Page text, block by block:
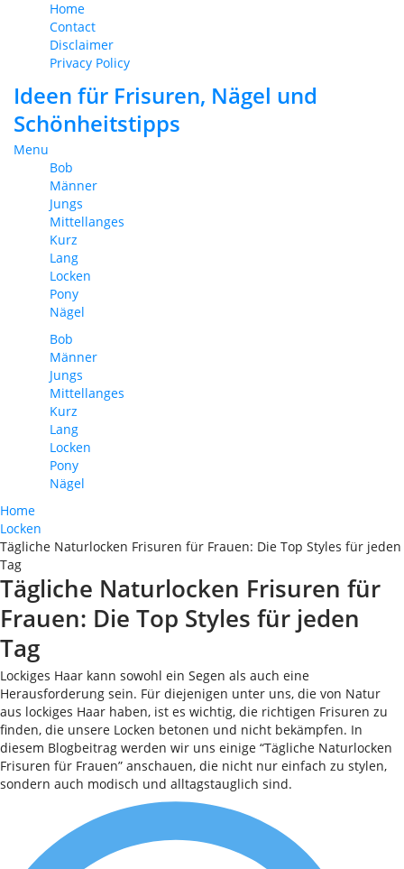
Home
Contact
Disclaimer
Privacy Policy
Ideen für Frisuren, Nägel und
Schönheitstipps
Menu
Bob
Männer
Jungs
Mittellanges
Kurz
Lang
Locken
Pony
Nägel
Bob
Männer
Jungs
Mittellanges
Kurz
Lang
Locken
Pony
Nägel
Home
Locken
Tägliche Naturlocken Frisuren für Frauen: Die Top Styles für jeden
Tag
Tägliche Naturlocken Frisuren für
Frauen: Die Top Styles für jeden
Tag
Lockiges Haar kann sowohl ein Segen als auch eine
Herausforderung sein. Für diejenigen unter uns, die von Natur
aus lockiges Haar haben, ist es wichtig, die richtigen Frisuren zu
finden, die unsere Locken betonen und nicht bekämpfen. In
diesem Blogbeitrag werden wir uns einige “Tägliche Naturlocken
Frisuren für Frauen” anschauen, die nicht nur einfach zu stylen,
sondern auch modisch und alltagstauglich sind.